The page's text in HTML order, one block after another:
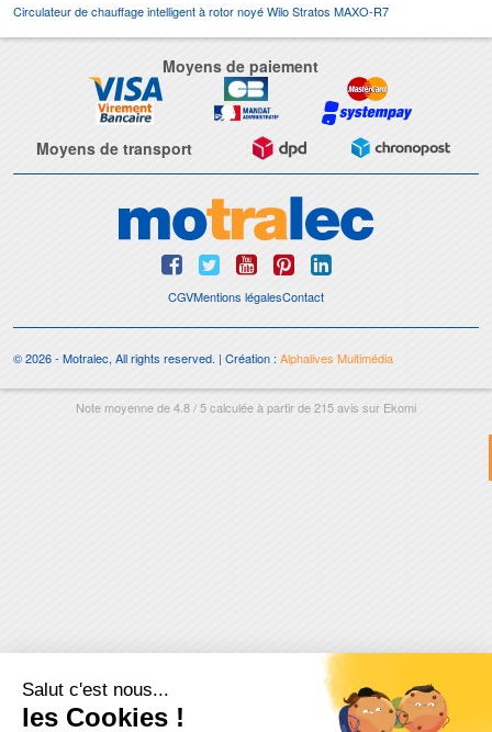
Circulateur de chauffage intelligent à rotor noyé Wilo Stratos MAXO-R7
Moyens de paiement
Moyens de transport
CGVMentions légalesContact
© 2026 - Motralec, All rights reserved. | Création : Alphalives Multimédia
Note moyenne de4.8/5calculée à partir de215avis sur Ekomi